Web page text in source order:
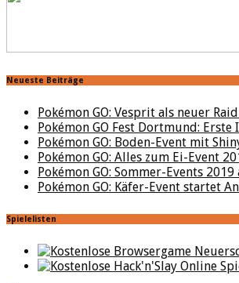
Neueste Beiträge
Pokémon GO: Vesprit als neuer
Pokémon GO Fest Dortmund:
Pokémon GO: Boden-Event mit
Pokémon GO: Alles zum Ei-Event
Pokémon GO: Sommer-Events
Pokémon GO: Käfer-Event startet
Spielelisten